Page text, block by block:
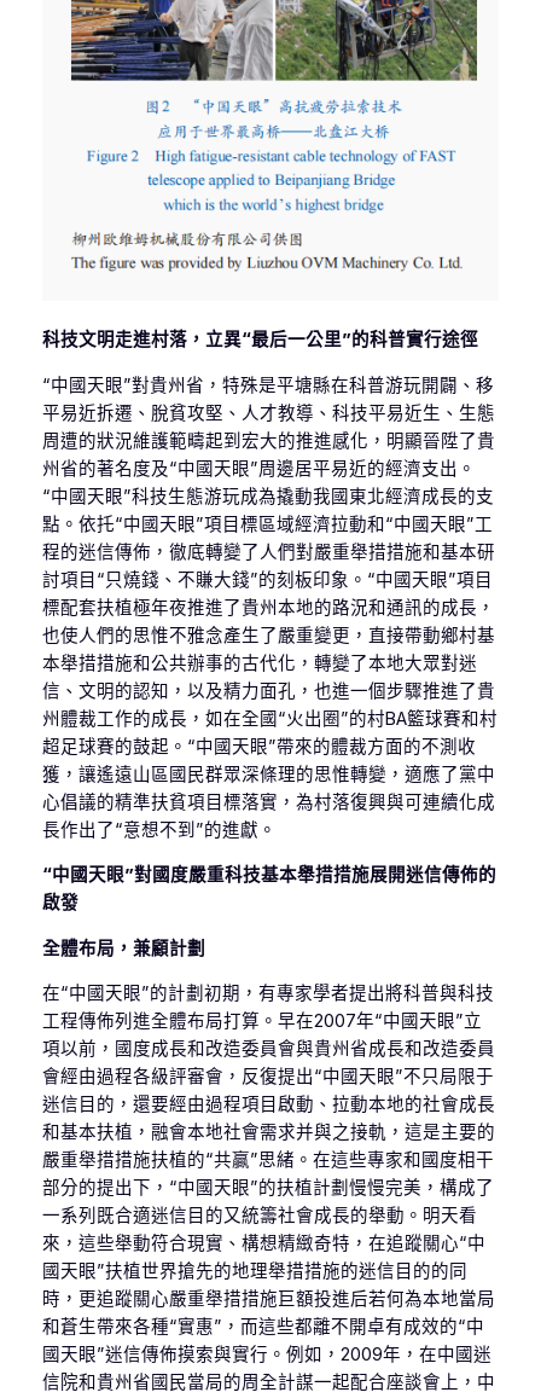
科技文明走進村落，立異“最后一公里”的科普實行途徑
“中國天眼”對貴州省，特殊是平塘縣在科普游玩開闢、移
平易近拆遷、脫貧攻堅、人才教導、科技平易近生、生態
周遭的狀況維護範疇起到宏大的推進感化，明顯晉陞了貴
州省的著名度及“中國天眼”周邊居平易近的經濟支出。
“中國天眼”科技生態游玩成為撬動我國東北經濟成長的支
點。依托“中國天眼”項目標區域經濟拉動和“中國天眼”工
程的迷信傳佈，徹底轉變了人們對嚴重舉措措施和基本研
討項目“只燒錢、不賺大錢”的刻板印象。“中國天眼”項目
標配套扶植極年夜推進了貴州本地的路況和通訊的成長，
也使人們的思惟不雅念產生了嚴重變更，直接帶動鄉村基
本舉措措施和公共辦事的古代化，轉變了本地大眾對迷
信、文明的認知，以及精力面孔，也進一個步驟推進了貴
州體裁工作的成長，如在全國“火出圈”的村BA籃球賽和村
超足球賽的鼓起。“中國天眼”帶來的體裁方面的不測收
獲，讓遙遠山區國民群眾深條理的思惟轉變，適應了黨中
心倡議的精準扶貧項目標落實，為村落復興與可連續化成
長作出了“意想不到”的進獻。
“中國天眼”對國度嚴重科技基本舉措措施展開迷信傳佈的
啟發
全體布局，兼顧計劃
在“中國天眼”的計劃初期，有專家學者提出將科普與科技
工程傳佈列進全體布局打算。早在2007年“中國天眼”立
項以前，國度成長和改造委員會與貴州省成長和改造委員
會經由過程各級評審會，反復提出“中國天眼”不只局限于
迷信目的，還要經由過程項目啟動、拉動本地的社會成長
和基本扶植，融會本地社會需求并與之接軌，這是主要的
嚴重舉措措施扶植的“共贏”思緒。在這些專家和國度相干
部分的提出下，“中國天眼”的扶植計劃慢慢完美，構成了
一系列既合適迷信目的又統籌社會成長的舉動。明天看
來，這些舉動符合現實、構想精緻奇特，在追蹤關心“中
國天眼”扶植世界搶先的地理舉措措施的迷信目的的同
時，更追蹤關心嚴重舉措措施巨額投進后若何為本地當局
和蒼生帶來各種“實惠”，而這些都離不開卓有成效的“中
國天眼”迷信傳佈摸索與實行。例如，2009年，在中國迷
信院和貴州省國民當局的周全計謀一起配合座談會上，中